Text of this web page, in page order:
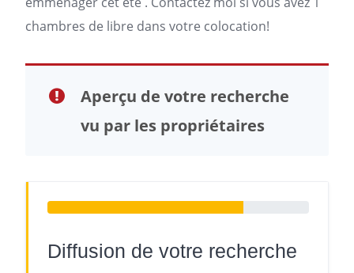
chambres de libre dans votre colocation!
Aperçu de votre recherche
vu par les propriétaires
Diffusion de votre recherche